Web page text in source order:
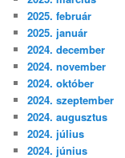
2025. február
2025. január
2024. december
2024. november
2024. október
2024. szeptember
2024. augusztus
2024. július
2024. június